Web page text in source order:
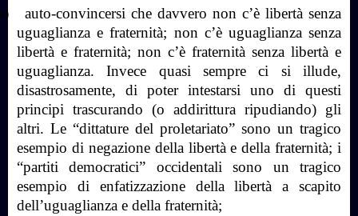
auto-convincersi che davvero non c’è libertà senza
uguaglianza e fraternità; non c’è uguaglianza senza
libertà e fraternità; non c’è fraternità senza libertà e
uguaglianza. Invece quasi sempre ci si illude,
disastrosamente, di poter intestarsi uno di questi
principi trascurando (o addirittura ripudiando) gli
altri. Le “dittature del proletariato” sono un tragico
esempio di negazione della libertà e della fraternità; i
“partiti democratici” occidentali sono un tragico
esempio di enfatizzazione della libertà a scapito
dell’uguaglianza e della fraternità;